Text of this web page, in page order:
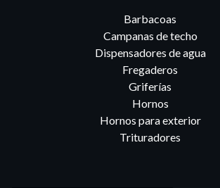
Barbacoas
Campanas de techo
Dispensadores de agua
Fregaderos
Griferías
Hornos
Hornos para exterior
Trituradores